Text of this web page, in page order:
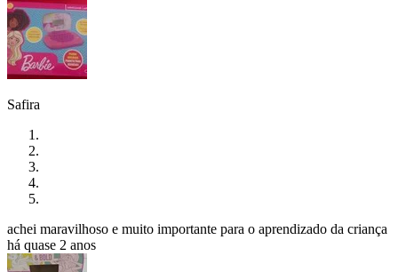
Safira
achei maravilhoso e muito importante para o aprendizado da criança
há quase 2 anos